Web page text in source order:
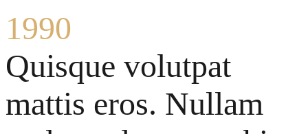
1990
Quisque volutpat
mattis eros. Nullam